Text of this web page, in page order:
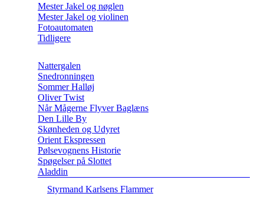
Mester Jakel og nøglen
Mester Jakel og violinen
Fotoautomaten
Tidligere
Nattergalen
Snedronningen
Sommer Halløj
Oliver Twist
Når Mågerne Flyver Baglæns
Den Lille By
Skønheden og Udyret
Orient Ekspressen
Pølsevognens Historie
Spøgelser på Slottet
Aladdin
Styrmand Karlsens Flammer